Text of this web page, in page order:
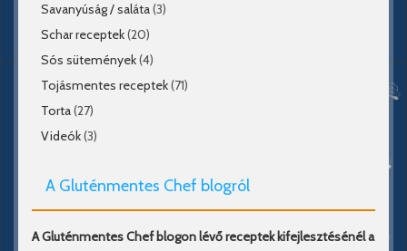
Savanyúság / saláta(3)
Schar receptek(20)
Sós sütemények(4)
Tojásmentes receptek(71)
Torta(27)
Videók(3)
A Gluténmentes Chef blogról
A Gluténmentes Chef blogon lévő receptek kifejlesztésénél a